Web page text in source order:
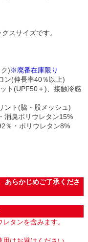
スサイズです。
)※廃番在庫限り
ン(伸長率40％以上)
ト(UPF50＋)、接触冷感
ント(脇・股メッシュ)
消臭ポリウレタン15%
％・ポリウレタン8%
あらかじめご了承くださ
タンを含みます。
はお避けください。